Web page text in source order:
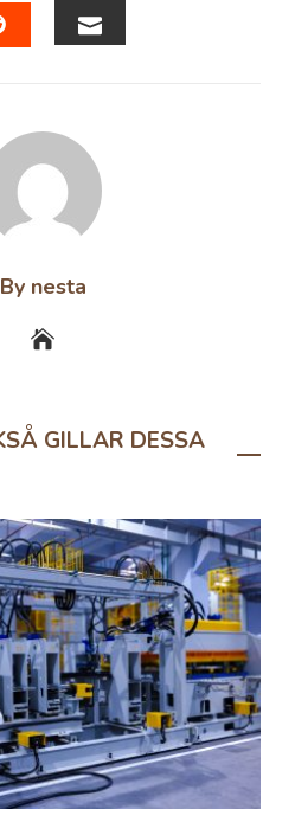
By nesta
GILLAR DESSA